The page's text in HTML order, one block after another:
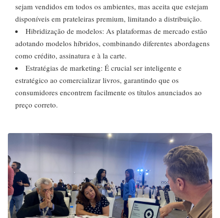
sejam vendidos em todos os ambientes, mas aceita que estejam
disponíveis em prateleiras premium, limitando a distribuição.
Hibridização de modelos: As plataformas de mercado estão
adotando modelos híbridos, combinando diferentes abordagens
como crédito, assinatura e à la carte.
Estratégias de marketing: É crucial ser inteligente e
estratégico ao comercializar livros, garantindo que os
consumidores encontrem facilmente os títulos anunciados ao
preço correto.